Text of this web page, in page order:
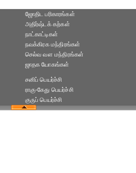
ஜோதிட ப‌ரிகார‌ங்க‌ள்
அதிர்ஷ்டக் கற்கள்
நாட்காட்டிகள்
நவக்கிரக மந்திரங்கள்
செல்வ வள மந்திரங்கள்
ஜாதக யோகங்கள்
சனிப் பெயர்ச்சி
ராகு-கேது பெயர்ச்சி
குருப் பெயர்ச்சி